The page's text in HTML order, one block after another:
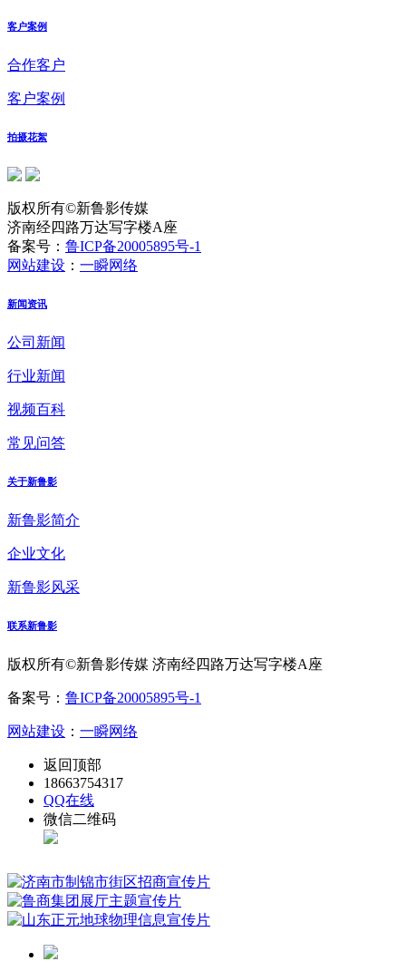
客户案例
合作客户
客户案例
拍摄花絮
版权所有©新鲁影传媒
济南经四路万达写字楼A座
备案号： 鲁ICP备20005895号-1
网站建设 ： 一瞬网络
新闻资讯
公司新闻
行业新闻
视频百科
常见问答
关于新鲁影
新鲁影简介
企业文化
新鲁影风采
联系新鲁影
版权所有©新鲁影传媒 济南经四路万达写字楼A座
备案号： 鲁ICP备20005895号-1
网站建设 ： 一瞬网络
返回顶部
18663754317
QQ在线
微信二维码